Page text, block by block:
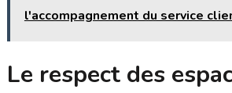
l'accompagnement du service
Le respect des